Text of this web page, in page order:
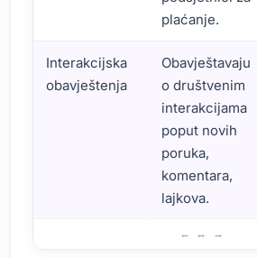
plaćanje.
Interakcijska
obavještenja
Obavještavaju
o društvenim
interakcijama
poput novih
poruka,
komentara,
lajkova.